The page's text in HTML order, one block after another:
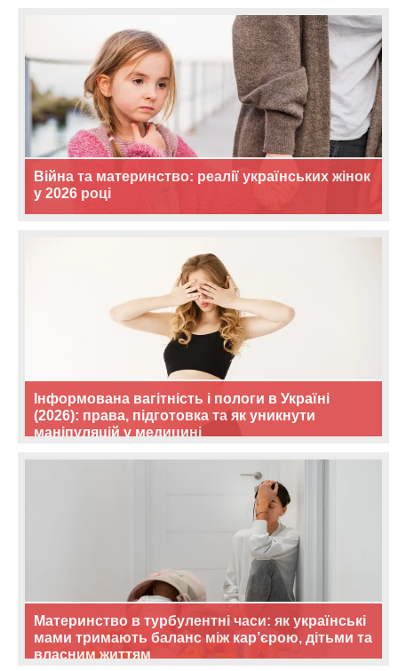
Війна та материнство: реалії українських жінок
у 2026 році
Інформована вагітність і пологи в Україні
(2026): права, підготовка та як уникнути
маніпуляцій у медицині
Материнство в турбулентні часи: як українські
мами тримають баланс між кар’єрою, дітьми та
власним життям